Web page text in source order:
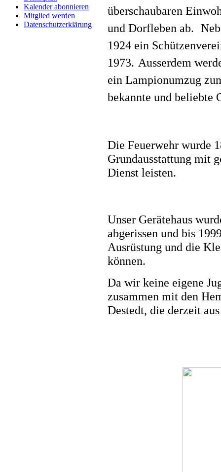
Kalender abonnieren
Mitglied werden
Datenschutzerklärung
überschaubaren
und Dorfleben ab.
1924 ein
1973. Ausserdem
ein Lampionumzug
bekannte und beliebte
Die Feuerwehr wurde
Grundausstattung mit
Dienst leisten.
Unser Gerätehaus
abgerissen und bis
Ausrüstung und die
können.
Da wir keine eigene
zusammen mit den
Destedt, die derzeit